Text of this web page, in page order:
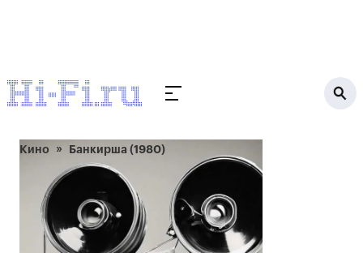
Кино Банкирша (1980)